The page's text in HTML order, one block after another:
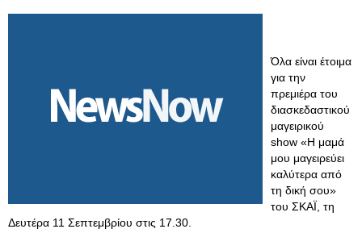
Όλα είναι έτοιμα
για την
πρεμιέρα του
διασκεδαστικού
μαγειρικού
show «Η μαμά
μου μαγειρεύει
καλύτερα από
τη δική σου»
του ΣΚΑΪ, τη
Δευτέρα 11 Σεπτεμβρίου στις 17.30.